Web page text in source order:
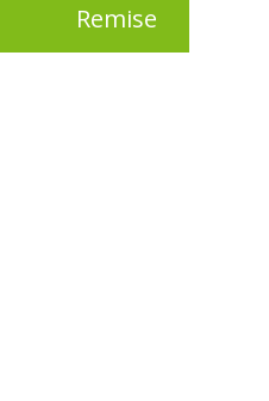
Remise